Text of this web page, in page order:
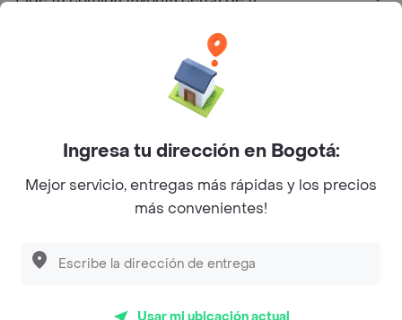
Sobre Rappi
Facebook
Twitter
Instagram
©2026Rappi Inc. All rights reserved.
Ingresa tu dirección en Bogotá:
Mejor servicio, entregas más rápidas y los precios
más convenientes!